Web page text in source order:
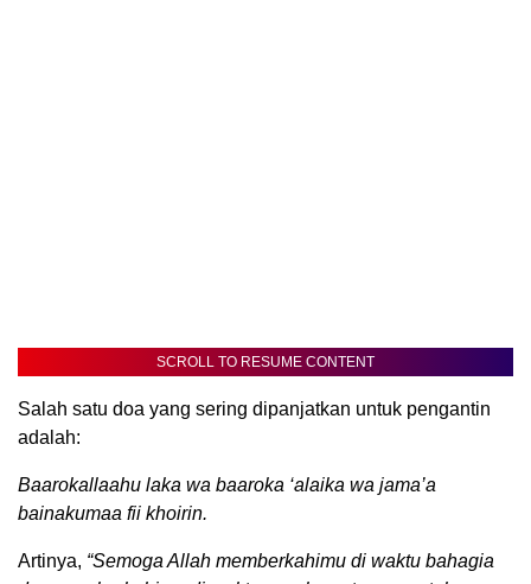
SCROLL TO RESUME CONTENT
Salah satu doa yang sering dipanjatkan untuk pengantin
adalah:
Baarokallaahu laka wa baaroka ‘alaika wa jama’a
bainakumaa fii khoirin.
Artinya, “Semoga Allah memberkahimu di waktu bahagia